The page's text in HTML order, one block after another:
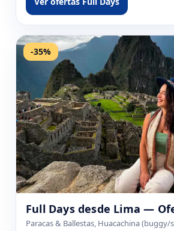
-35%
Full Days desde Lima —
Paracas & Ballestas, Huacachina